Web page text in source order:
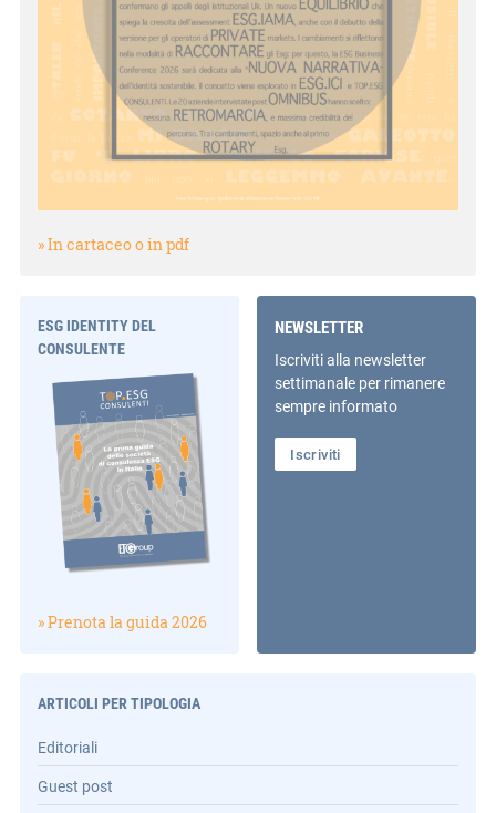
» In cartaceo o in pdf
ESG IDENTITY DEL
CONSULENTE
» Prenota la guida 2026
NEWSLETTER
Iscriviti alla newsletter
settimanale per rimanere
sempre informato
Iscriviti
ARTICOLI PER TIPOLOGIA
Editoriali
Guest post